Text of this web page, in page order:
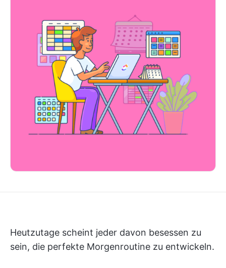
Heutzutage scheint jeder davon besessen zu
sein, die perfekte Morgenroutine zu entwickeln.